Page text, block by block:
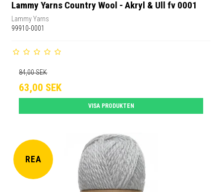
Lammy Yarns Country Wool - Akryl & Ull fv 0001
Lammy Yarns
99910-0001
84,00 SEK
63,00 SEK
VISA PRODUKTEN
REA